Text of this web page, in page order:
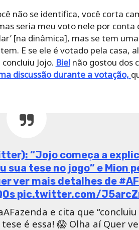
não se identifica, você corta
seria meu voto nele por conta
[na dinâmica], mas se tem
E se ele é votado pela casa,
Jojo. Bielnão gostou dos
discussão durante a votação,
Jojo explica a tal
Quer ver mais detalhes
pic.twitter.com/